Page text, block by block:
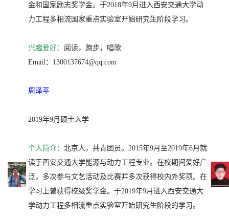
金和国家励志奖学金。于2018年9月进入西安交通大学动
力工程多相流国家重点实验室开始研究生阶段学习。
兴趣爱好： 阅读，跑步，唱歌
Email：1300137674@qq.com
周泽平
2019年9月硕士入学
个人简介： 北京人，共青团员。2015年9月至2019年6月就
读于西安交通大学能源与动力工程专业。在校期间爱好广
泛，多次参与文艺活动及比赛并多次获得校内外奖项。在
学习上曾获得校级奖学金。于2019年9月进入西安交通大
学动力工程多相流重点实验室开始研究生阶段的学习。